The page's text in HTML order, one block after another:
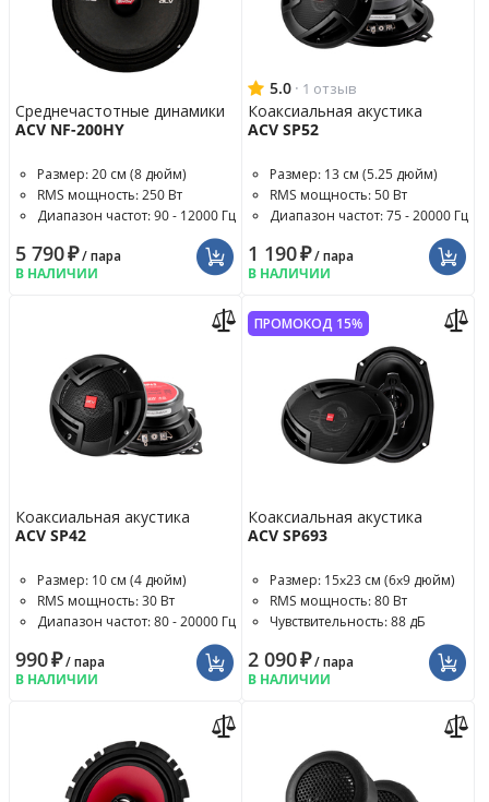
Среднечастотные динамики
ACV NF-200HY
Размер: 20 см (8 дюйм)
RMS мощность: 250 Вт
Диапазон частот: 90 - 12000 Гц
5 790₽/ пара
В НАЛИЧИИ
5.0 · 1 отзыв
Коаксиальная акустика
ACV SP52
Размер: 13 см (5.25 дюйм)
RMS мощность: 50 Вт
Диапазон частот: 75 - 20000 Гц
1 190₽/ пара
В НАЛИЧИИ
Коаксиальная акустика
ACV SP42
Размер: 10 см (4 дюйм)
RMS мощность: 30 Вт
Диапазон частот: 80 - 20000 Гц
990₽/ пара
В НАЛИЧИИ
ПРОМОКОД 15%
Коаксиальная акустика
ACV SP693
Размер: 15x23 см (6x9 дюйм)
RMS мощность: 80 Вт
Чувствительность: 88 дБ
2 090₽/ пара
В НАЛИЧИИ